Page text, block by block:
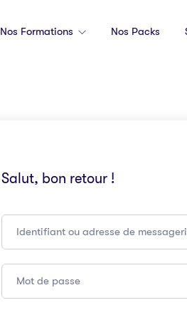
Nos Formations Nos Packs
Salut, bon retour !